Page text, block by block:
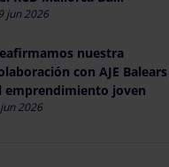
jun 2026
nuestra
con AJE
emprendimiento joven
2026